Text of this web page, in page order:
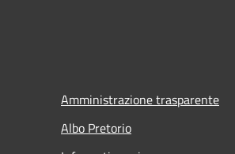
Amministrazione trasparente
Albo Pretorio